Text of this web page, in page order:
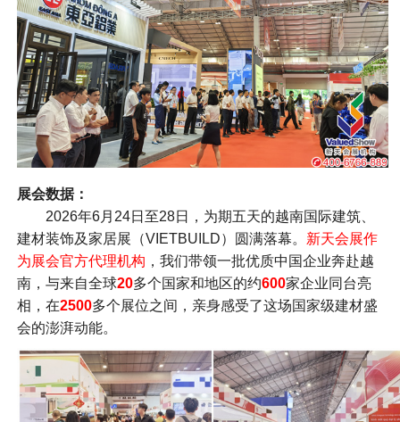
展会数据：
2026年6月24日至28日，为期五天的越南国际建筑、
建材装饰及家居展（VIETBUILD）圆满落幕。 新天会展作
为展会官方代理机构 ，我们带领一批优质中国企业奔赴越
南，与来自全球20多个国家和地区的约600家企业同台亮
相，在2500多个展位之间，亲身感受了这场国家级建材盛
会的澎湃动能。